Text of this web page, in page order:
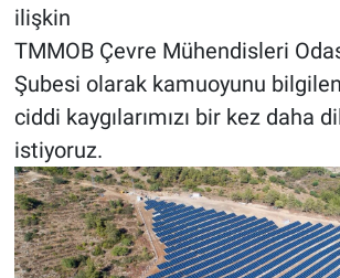
ilişkin
TMMOB Çevre Mühendisleri
Şubesi olarak kamuoyunu
ciddi kaygılarımızı bir kez daha
istiyoruz.